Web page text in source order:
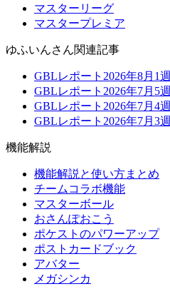
マスターリーグ
マスタープレミア
ゆふいんさん関連記事
GBLレポート2026年8月1週
GBLレポート2026年7月5週
GBLレポート2026年7月4週
GBLレポート2026年7月3週
機能解説
機能解説と使い方まとめ
チームコラボ機能
マスターボール
おさんぽおこう
ポケストのパワーアップ
ポストカードブック
アバター
メガシンカ